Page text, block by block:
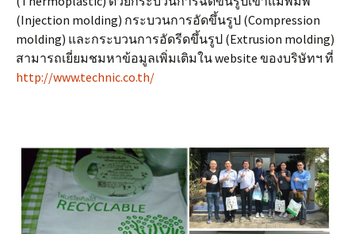
(Injection molding) กระบวนการอัดขึ้นรูป (Compression
molding) และกระบวนการอัดรีดขึ้นรูป (Extrusion molding)
สามารถเยี่ยมชมหาข้อมูลเพิ่มเติมใน website ของบริษัทฯ ที่
http://www.technic.co.th/